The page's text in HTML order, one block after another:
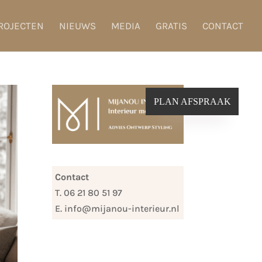
NIEUWS MEDIA GRATIS CONTACT
Contact
T. 06 21 80 51 97
E. info@mijanou-interieur.nl
PLAN AFSPRAAK